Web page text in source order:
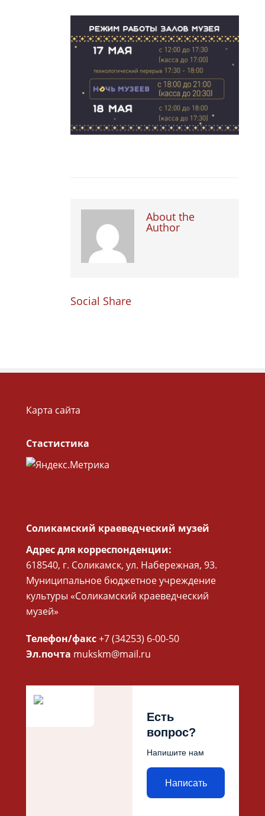
About the
Author
Social Share
Карта сайта
Стастистика
Соликамский краеведческий музей
Адрес для корреспонденции:
618540, г. Соликамск, ул. Набережная, 93.
Муниципальное бюджетное учреждение
культуры «Соликамский краеведческий
музей»
Телефон/факс+7 (34253) 6-00-50
Эл.почта mukskm@mail.ru
Есть
вопрос?
Напишите нам
Написать